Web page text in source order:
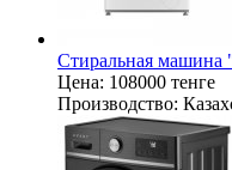
Стиральная машина
Цена: 108000 тенге
Производство: